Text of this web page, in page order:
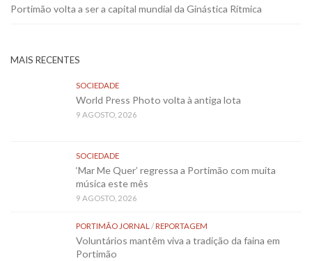
Portimão volta a ser a capital mundial da Ginástica Rítmica
MAIS RECENTES
SOCIEDADE
World Press Photo volta à antiga lota
9 AGOSTO, 2026
SOCIEDADE
‘Mar Me Quer’ regressa a Portimão com muita
música este mês
9 AGOSTO, 2026
PORTIMÃO JORNAL /REPORTAGEM
Voluntários mantêm viva a tradição da faina em
Portimão